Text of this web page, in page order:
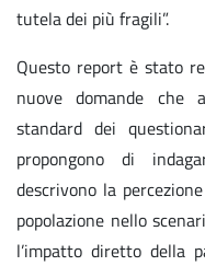
tutela dei più fragili”.
Questo report è stato
nuove domande che
standard dei
propongono di
descrivono la
popolazione nello
l’impatto diretto della